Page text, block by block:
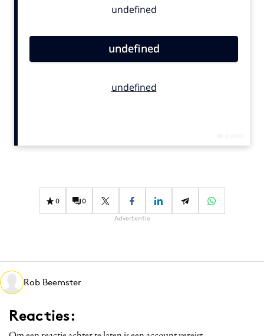
Contentmarketing
Effectiviteit
Gedragsverandering
Martech
Media
Merkstrategie
PR
Programmatic
0 0
Advertentie
Rob Beemster
Reacties: